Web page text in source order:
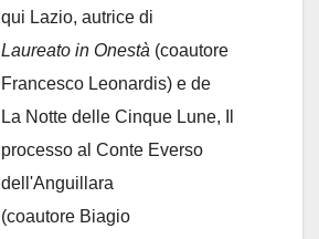
qui Lazio, autrice di
Laureato in Onestà (coautore
Francesco Leonardis) e de
La Notte delle Cinque Lune, Il
processo al Conte Everso
dell'Anguillara
(coautore Biagio